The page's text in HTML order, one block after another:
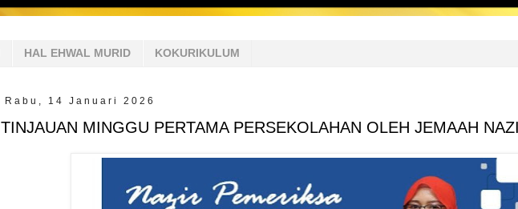
HAL EHWAL MURID KOKURIKULUM
Rabu, 14 Januari 2026
TINJAUAN MINGGU PERTAMA PERSEKOLAHAN OLEH JEMAAH